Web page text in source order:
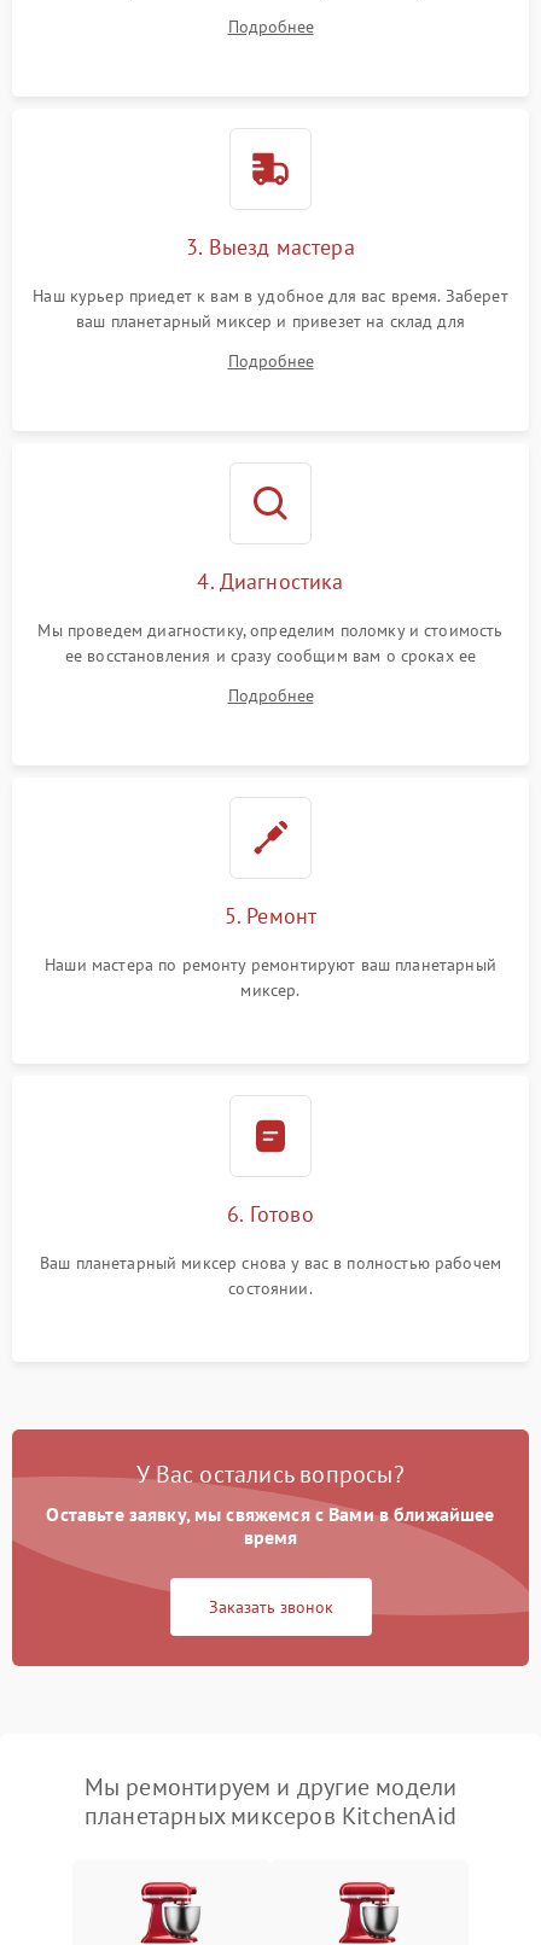
Подробнее
3. Выезд мастера
Наш курьер приедет к вам в удобное для вас время. Заберет
ваш планетарный миксер и привезет на склад для
Подробнее
4. Диагностика
Мы проведем диагностику, определим поломку и стоимость
ее восстановления и сразу сообщим вам о сроках ее
Подробнее
5. Ремонт
Наши мастера по ремонту ремонтируют ваш планетарный
миксер.
6. Готово
Ваш планетарный миксер снова у вас в полностью рабочем
состоянии.
У Вас остались вопросы?
Оставьте заявку, мы свяжемся с Вами в ближайшее
время
Заказать звонок
Мы ремонтируем и другие модели
планетарных миксеров KitchenAid